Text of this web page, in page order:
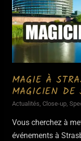
MAGIE À
MAGICIEN DE
Actualités, Close-up,
Vous cherchez à
événements à